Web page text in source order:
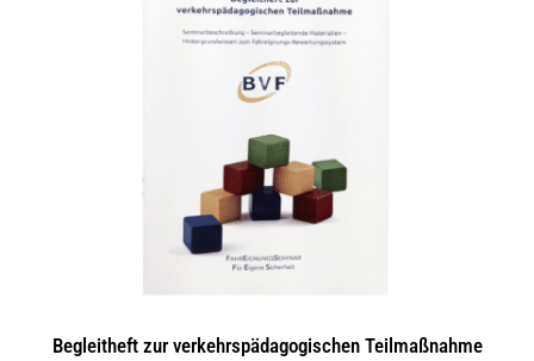
Begleitheft zur verkehrs­päda­gogi­schen Teilmaßnahme